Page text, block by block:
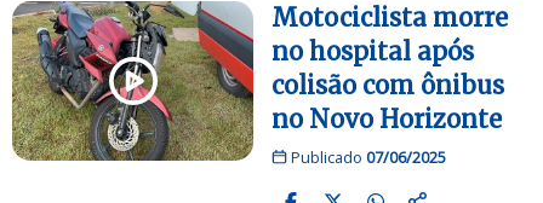
Motociclista morre
no hospital após
colisão com ônibus
no Novo Horizonte
Publicado 07/06/2025